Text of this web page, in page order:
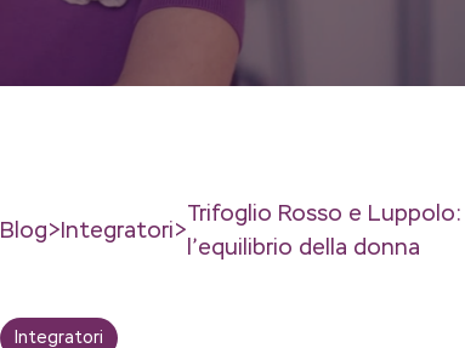
Blog Integratori
Trifoglio Rosso e
l’equilibrio della donna
Integratori